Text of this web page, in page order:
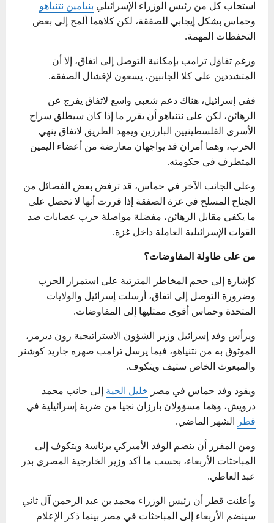
استجاب كل من رئيس الوزراء الإسرائيلي بنيامين نتنياهو
وحماس بشكل إيجابي للصفقة، لكن كلاهما ألمح إلى بعض
التحفظات المهمة.
ورغم تفاؤل ترامب بإمكانية التوصل إلى اتفاق، إلا أن
المتشددين على كلا الجانبين، يسعون لإفشال الصفقة.
ففي إسرائيل، هناك دعم شعبي واسع لاتفاق يفرج عن
الرهائن، لكن على نتنياهو أن يقرر ما إذا كان سيطلق سراح
الأسرى الفلسطينيين البارزين ويمهد الطريق لاتفاق ينهي
الحرب، وهما أمران قد يواجهان معارضة من أعضاء اليمين
المتطرف في حكومته.
وعلى الجانب الآخر في حماس، قد ترفض بعض الفصائل من
الجناح المسلح في غزة الصفقة إذا قررت أنها لا تحصل على
ما يكفي مقابل الرهائن، مفضلة مواصلة حرب عصابات ضد
القوات الإسرائيلية العاملة داخل غزة.
من على طاولة المفاوضات؟
كإشارة إلى حجم المخاطر المترتبة على استمرار الحرب
وضرورة التوصل إلى اتفاق، أرسلت إسرائيل والولايات
المتحدة وحماس أقوى ممثليها إلى المفاوضات.
ويرأس وفد إسرائيل وزير الشؤون الاستراتيجية رون ديرمر،
الموثوق به من نتنياهو، فيما يرسل ترامب صهره جاريد كوشنر
والمبعوث الخاص ستيف ويتكوف.
ويقود وفد حماس في مصر خليل الحية إلى جانب محمد
درويش، وهما مسؤولان بارزان نجيا من ضربة إسرائيلية في
قطر الشهر الماضي.
ومن المقرر أن ينضم الوفد الأميركي برئاسة ويتكوف إلى
المباحثات الأربعاء، بحسب ما أكد وزير الخارجية المصري بدر
عبد العاطي.
وأعلنت قطر أن رئيس الوزراء محمد بن عبد الرحمن آل ثاني
سينضم الأربعاء إلى المباحثات في مصر بينما ذكر الإعلام